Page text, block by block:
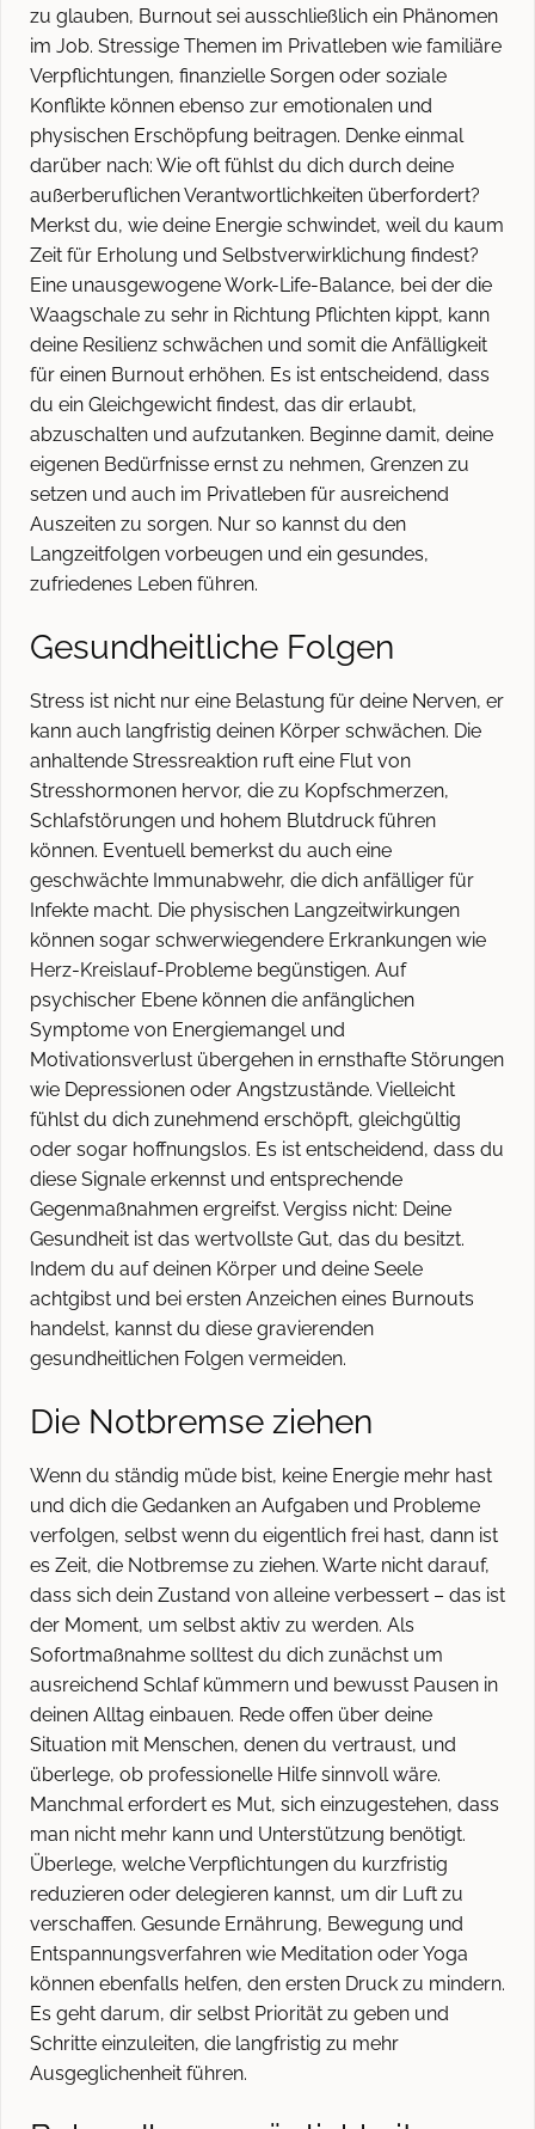
zu glauben, Burnout sei ausschließlich ein Phänomen
im Job. Stressige Themen im Privatleben wie familiäre
Verpflichtungen, finanzielle Sorgen oder soziale
Konflikte können ebenso zur emotionalen und
physischen Erschöpfung beitragen. Denke einmal
darüber nach: Wie oft fühlst du dich durch deine
außerberuflichen Verantwortlichkeiten überfordert?
Merkst du, wie deine Energie schwindet, weil du kaum
Zeit für Erholung und Selbstverwirklichung findest?
Eine unausgewogene Work-Life-Balance, bei der die
Waagschale zu sehr in Richtung Pflichten kippt, kann
deine Resilienz schwächen und somit die Anfälligkeit
für einen Burnout erhöhen. Es ist entscheidend, dass
du ein Gleichgewicht findest, das dir erlaubt,
abzuschalten und aufzutanken. Beginne damit, deine
eigenen Bedürfnisse ernst zu nehmen, Grenzen zu
setzen und auch im Privatleben für ausreichend
Auszeiten zu sorgen. Nur so kannst du den
Langzeitfolgen vorbeugen und ein gesundes,
zufriedenes Leben führen.
Gesundheitliche Folgen
Stress ist nicht nur eine Belastung für deine Nerven, er
kann auch langfristig deinen Körper schwächen. Die
anhaltende Stressreaktion ruft eine Flut von
Stresshormonen hervor, die zu Kopfschmerzen,
Schlafstörungen und hohem Blutdruck führen
können. Eventuell bemerkst du auch eine
geschwächte Immunabwehr, die dich anfälliger für
Infekte macht. Die physischen Langzeitwirkungen
können sogar schwerwiegendere Erkrankungen wie
Herz-Kreislauf-Probleme begünstigen. Auf
psychischer Ebene können die anfänglichen
Symptome von Energiemangel und
Motivationsverlust übergehen in ernsthafte Störungen
wie Depressionen oder Angstzustände. Vielleicht
fühlst du dich zunehmend erschöpft, gleichgültig
oder sogar hoffnungslos. Es ist entscheidend, dass du
diese Signale erkennst und entsprechende
Gegenmaßnahmen ergreifst. Vergiss nicht: Deine
Gesundheit ist das wertvollste Gut, das du besitzt.
Indem du auf deinen Körper und deine Seele
achtgibst und bei ersten Anzeichen eines Burnouts
handelst, kannst du diese gravierenden
gesundheitlichen Folgen vermeiden.
Die Notbremse ziehen
Wenn du ständig müde bist, keine Energie mehr hast
und dich die Gedanken an Aufgaben und Probleme
verfolgen, selbst wenn du eigentlich frei hast, dann ist
es Zeit, die Notbremse zu ziehen. Warte nicht darauf,
dass sich dein Zustand von alleine verbessert – das ist
der Moment, um selbst aktiv zu werden. Als
Sofortmaßnahme solltest du dich zunächst um
ausreichend Schlaf kümmern und bewusst Pausen in
deinen Alltag einbauen. Rede offen über deine
Situation mit Menschen, denen du vertraust, und
überlege, ob professionelle Hilfe sinnvoll wäre.
Manchmal erfordert es Mut, sich einzugestehen, dass
man nicht mehr kann und Unterstützung benötigt.
Überlege, welche Verpflichtungen du kurzfristig
reduzieren oder delegieren kannst, um dir Luft zu
verschaffen. Gesunde Ernährung, Bewegung und
Entspannungsverfahren wie Meditation oder Yoga
können ebenfalls helfen, den ersten Druck zu mindern.
Es geht darum, dir selbst Priorität zu geben und
Schritte einzuleiten, die langfristig zu mehr
Ausgeglichenheit führen.